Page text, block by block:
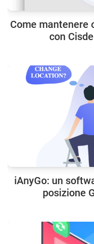
Come mantenere
con
iAnyGo: un
posizione